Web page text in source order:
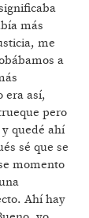
más
me
a
era así,
pero
quedé ahí
sé que se
momento
Ahí hay